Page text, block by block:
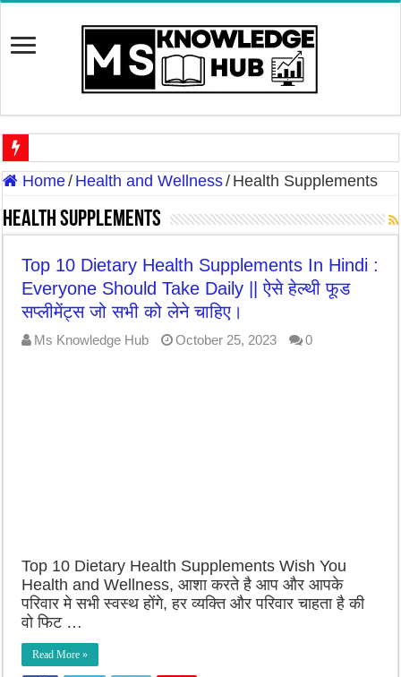
Discover The Risk of Green Leafy Vegetables Side Effects
Discover the Potential Threat: ‘Zombie Deer Disease’ In
7 Effective Home Remedies in Winter: A Daily Skincare
7-Day Weight Loss Challenge | ये घरेलू उपाये सात दिनों में ही
Home/ Health and Wellness/ Health Supplements
Health Supplements
Top 10 Dietary Health Supplements In Hindi :
Everyone Should Take Daily || ऐसे हेल्थी फूड
सप्लीमेंट्स जो सभी को लेने चाहिए।
Ms Knowledge Hub October 25, 2023 0
Top 10 Dietary Health Supplements Wish You
Health and Wellness, आशा करते है आप और आपके
परिवार मे सभी स्वस्थ होंगे, हर व्यक्ति और परिवार चाहता है की
वो फिट …
Read More »